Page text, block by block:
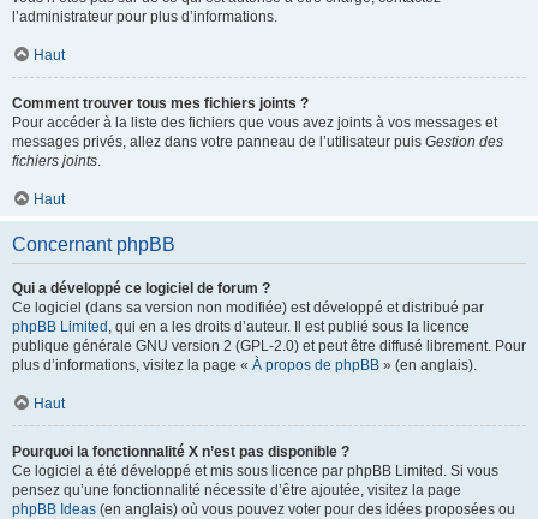
l’administrateur pour plus d’informations.
Haut
Comment trouver tous mes fichiers joints ?
Pour accéder à la liste des fichiers que vous avez joints à vos messages et
messages privés, allez dans votre panneau de l’utilisateur puis Gestion des
fichiers joints.
Haut
Concernant phpBB
Qui a développé ce logiciel de forum ?
Ce logiciel (dans sa version non modifiée) est développé et distribué par
phpBB Limited , qui en a les droits d’auteur. Il est publié sous la licence
publique générale GNU version 2 (GPL-2.0) et peut être diffusé librement. Pour
plus d’informations, visitez la page « À propos de phpBB » (en anglais).
Haut
Pourquoi la fonctionnalité X n’est pas disponible ?
Ce logiciel a été développé et mis sous licence par phpBB Limited. Si vous
pensez qu’une fonctionnalité nécessite d’être ajoutée, visitez la page
phpBB Ideas (en anglais) où vous pouvez voter pour des idées proposées ou